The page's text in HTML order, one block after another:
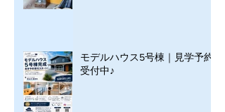
モデルハウス5号棟｜見学予約
受付中♪